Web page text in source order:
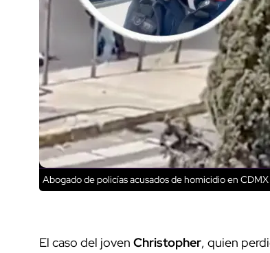
Abogado de policías acusados de homicidio en
El caso del joven Christopher, quien